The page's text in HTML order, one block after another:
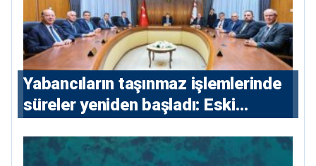
Yabancıların taşınmaz işlemlerinde
süreler yeniden başladı: Eski
konutlara 36 ay